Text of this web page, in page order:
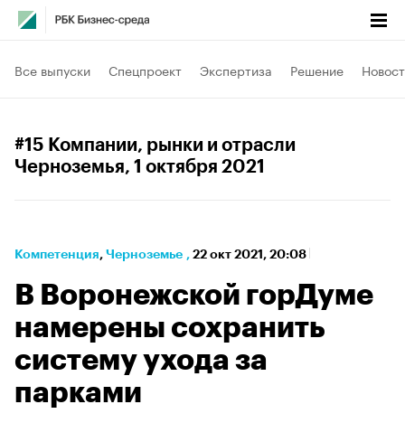
Все выпуски Спецпроект Экспертиза Решение
#15 Компании, рынки и отрасли
Черноземья, 1 октября 2021
Компетенция⁠, Черноземье , 22 окт 2021, 20:08
В Воронежской горДуме
намерены сохранить
систему ухода за
парками